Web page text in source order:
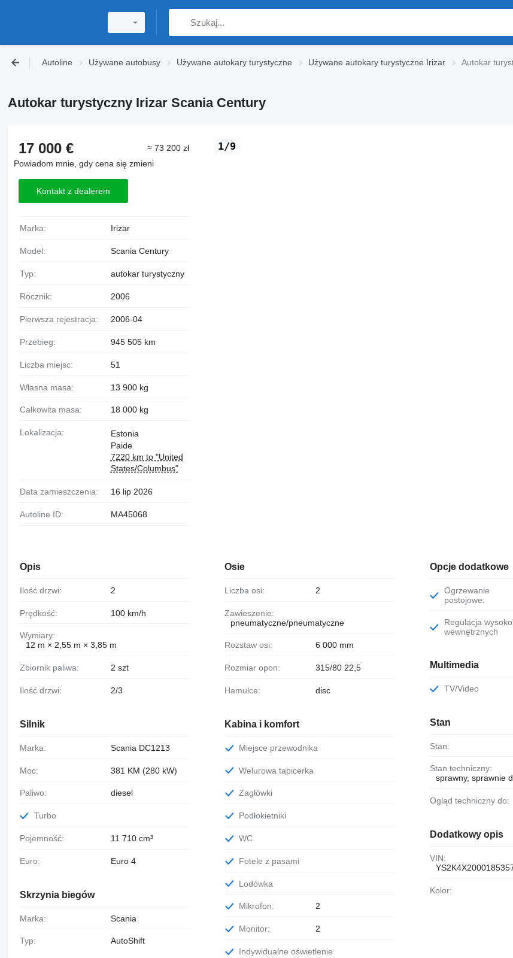
Autoline Używane autobusy Używane autokary turystyczne Używane autokary turystyczne Irizar Autokar
Autokar turystyczny Irizar Scania Century
1/9
17 000 €
≈ 73 200 zł
Powiadom mnie, gdy cena się zmieni
Kontakt z dealerem
Marka: Irizar
Model: Scania Century
Typ: autokar turystyczny
Rocznik: 2006
Pierwsza rejestracja: 2006-04
Przebieg: 945 505 km
Liczba miejsc: 51
Własna masa: 13 900 kg
Całkowita masa: 18 000 kg
Lokalizacja:
Estonia
Paide
7220 km to "United
States/Columbus"
Data zamieszczenia: 16 lip 2026
Autoline ID: MA45068
Opis
Ilość drzwi: 2
Prędkość: 100 km/h
Wymiary:
12 m × 2,55 m × 3,85 m
Zbiornik paliwa: 2 szt
Ilość drzwi: 2/3
Silnik
Marka: Scania DC1213
Moc: 381 KM (280 kW)
Paliwo: diesel
Turbo
Pojemność: 11 710 cm³
Euro: Euro 4
Skrzynia biegów
Marka: Scania
Typ: AutoShift
Osie
Liczba osi: 2
Zawieszenie:
pneumatyczne/pneumatyczne
Rozstaw osi: 6 000 mm
Rozmiar opon: 315/80 22,5
Hamulce: disc
Kabina i komfort
Miejsce przewodnika
Welurowa tapicerka
Zagłówki
Podłokietniki
WC
Fotele z pasami
Lodówka
Mikrofon: 2
Monitor: 2
Indywidualne oświetlenie
Opcje dodatkowe
Ogrzewanie
postojowe:
Regulacja wysokości siedzeń
wewnętrznych
Multimedia
TV/Video
Stan
Stan:
Stan techniczny:
sprawny, sprawnie
Ogląd techniczny do:
Dodatkowy opis
VIN:
Kolor: